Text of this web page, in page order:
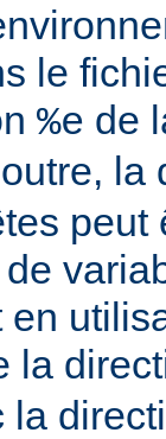
le
%e de
la
peut
la
la